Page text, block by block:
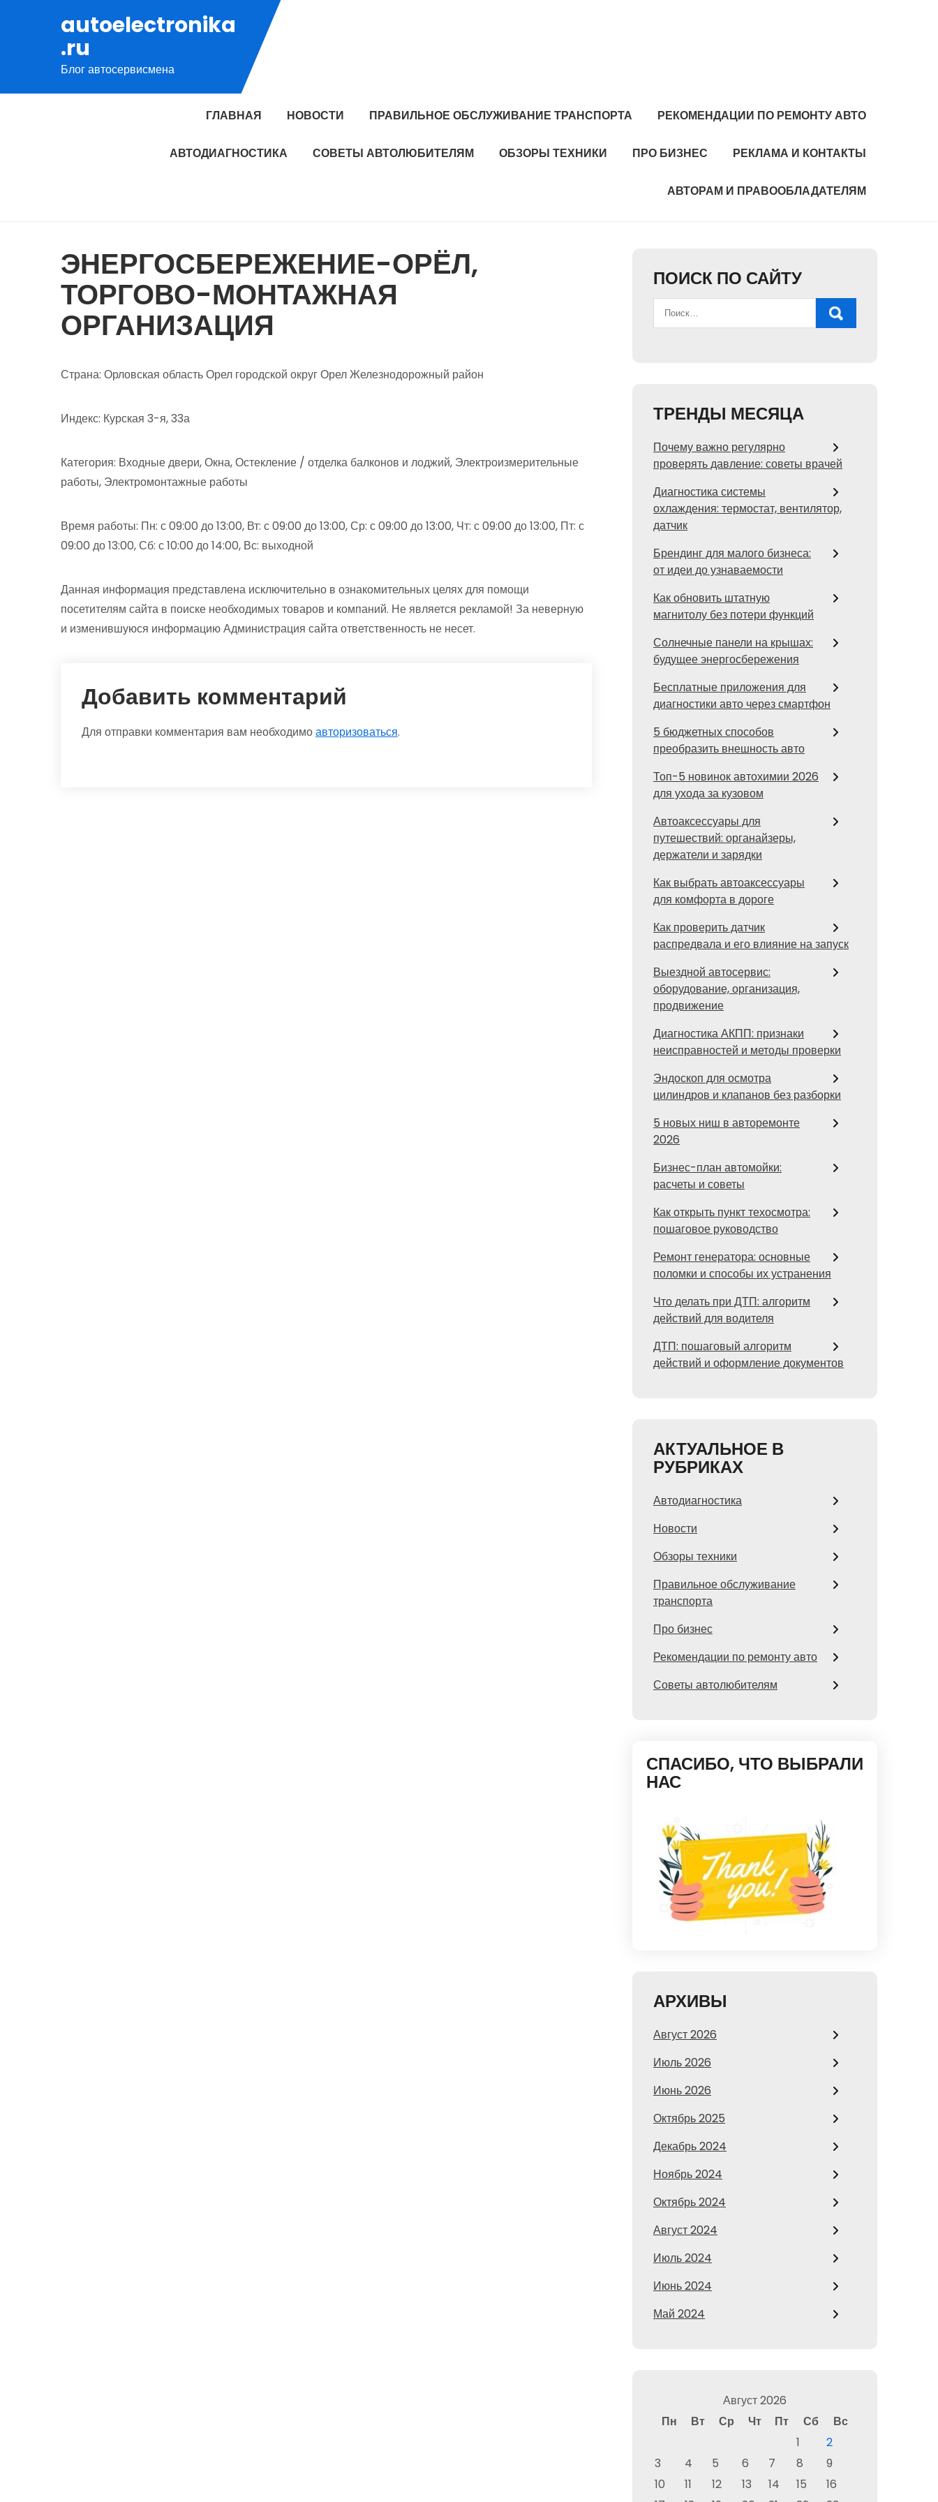
содержимому
autoelectronika
.ru
Блог автосервисмена
ГЛАВНАЯ НОВОСТИ ПРАВИЛЬНОЕ ОБСЛУЖИВАНИЕ ТРАНСПОРТА РЕКОМЕНДАЦИИ ПО РЕМОНТУ АВТО
АВТОДИАГНОСТИКА СОВЕТЫ АВТОЛЮБИТЕЛЯМ ОБЗОРЫ ТЕХНИКИ ПРО БИЗНЕС РЕКЛАМА И КОНТАКТЫ
АВТОРАМ И ПРАВООБЛАДАТЕЛЯМ
ЭНЕРГОСБЕРЕЖЕНИЕ-ОРЁЛ,
ТОРГОВО-МОНТАЖНАЯ
ОРГАНИЗАЦИЯ
Страна: Орловская область Орел городской округ Орел Железнодорожный район
Индекс: Курская 3-я, 33а
Категория: Входные двери, Окна, Остекление / отделка балконов и лоджий, Электроизмерительные
работы, Электромонтажные работы
Время работы: Пн: с 09:00 до 13:00, Вт: с 09:00 до 13:00, Ср: с 09:00 до 13:00, Чт: с 09:00 до 13:00, Пт: с
09:00 до 13:00, Сб: с 10:00 до 14:00, Вс: выходной
Данная информация представлена исключительно в ознакомительных целях для помощи
посетителям сайта в поиске необходимых товаров и компаний. Не является рекламой! За неверную
и изменившуюся информацию Администрация сайта ответственность не несет.
Добавить комментарий
Для отправки комментария вам необходимоавторизоваться.
ПОИСК ПО САЙТУ
ТРЕНДЫ МЕСЯЦА
Почему важно регулярно
проверять давление: советы врачей
Диагностика системы
охлаждения: термостат, вентилятор,
датчик
Брендинг для малого бизнеса:
от идеи до узнаваемости
Как обновить штатную
магнитолу без потери функций
Солнечные панели на крышах:
будущее энергосбережения
Бесплатные приложения для
диагностики авто через смартфон
5 бюджетных способов
преобразить внешность авто
Топ-5 новинок автохимии 2026
для ухода за кузовом
Автоаксессуары для
путешествий: органайзеры,
держатели и зарядки
Как выбрать автоаксессуары
для комфорта в дороге
Как проверить датчик
распредвала и его влияние на запуск
Выездной автосервис:
оборудование, организация,
продвижение
Диагностика АКПП: признаки
неисправностей и методы проверки
Эндоскоп для осмотра
цилиндров и клапанов без разборки
5 новых ниш в авторемонте
2026
Бизнес-план автомойки:
расчеты и советы
Как открыть пункт техосмотра:
пошаговое руководство
Ремонт генератора: основные
поломки и способы их устранения
Что делать при ДТП: алгоритм
действий для водителя
ДТП: пошаговый алгоритм
действий и оформление документов
АКТУАЛЬНОЕ В
РУБРИКАХ
Автодиагностика
Новости
Обзоры техники
Правильное обслуживание
транспорта
Про бизнес
Рекомендации по ремонту авто
Советы автолюбителям
СПАСИБО, ЧТО ВЫБРАЛИ
НАС
АРХИВЫ
Август 2026
Июль 2026
Июнь 2026
Октябрь 2025
Декабрь 2024
Ноябрь 2024
Октябрь 2024
Август 2024
Июль 2024
Июнь 2024
Май 2024
Август 2026
Пн
Вт Ср Чт Пт Сб
Вс
1
2
3
4 5 6 7 8
9
10
11 12 13 14 15
16